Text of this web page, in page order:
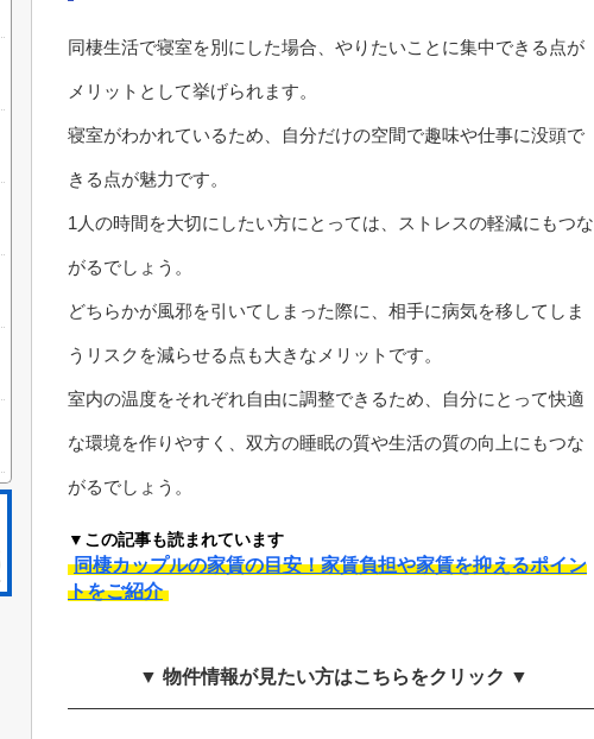
同棲生活で寝室を別にした場合、やりたいことに集中できる点が
メリットとして挙げられます。
寝室がわかれているため、自分だけの空間で趣味や仕事に没頭で
きる点が魅力です。
1人の時間を大切にしたい方にとっては、ストレスの軽減にもつな
がるでしょう。
どちらかが風邪を引いてしまった際に、相手に病気を移してしま
うリスクを減らせる点も大きなメリットです。
室内の温度をそれぞれ自由に調整できるため、自分にとって快適
な環境を作りやすく、双方の睡眠の質や生活の質の向上にもつな
がるでしょう。
▼この記事も読まれています
同棲カップルの家賃の目安！家賃負担や家賃を抑えるポイン
トをご紹介
▼ 物件情報が見たい方はこちらをクリック ▼